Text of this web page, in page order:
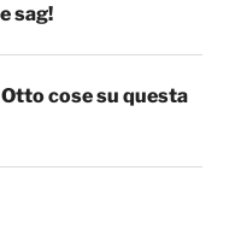
sag!
Otto cose su questa